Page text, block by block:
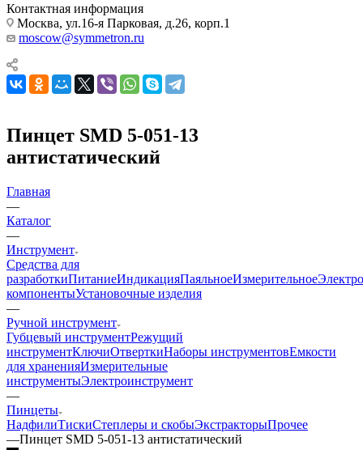
Контактная информация
Москва, ул.16-я Парковая, д.26, корп.1
moscow@symmetron.ru
Пинцет SMD 5-051-13
антистатический
Главная
—
Каталог
—
Инструмент
Средства для
разработкиПитаниеИндикацияПаяльноеИзмерительное
компонентыУстановочные изделия
—
Ручной инструмент
Губцевый инструментРежущий
инструментКлючиОтверткиНаборы инструментовЕмкости
для храненияИзмерительные
инструментыЭлектроинструмент
—
Пинцеты
НадфилиТискиСтеплеры и скобыЭкстракторыПрочее
—Пинцет SMD 5-051-13 антистатический